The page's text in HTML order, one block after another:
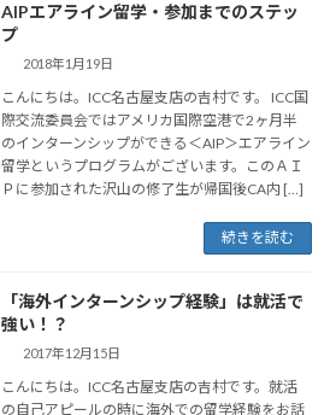
AIPエアライン留学・参加までのステッ
プ
2018年1月19日
こんにちは。ICC名古屋支店の吉村です。 ICC国
際交流委員会ではアメリカ国際空港で2ヶ月半
のインターンシップができる＜AIP＞エアライン
留学というプログラムがございます。このＡＩ
Ｐに参加された沢山の修了生が帰国後CA内 […]
続きを読む
「海外インターンシップ経験」は就活で
強い！？
2017年12月15日
こんにちは。ICC名古屋支店の吉村です。就活
の自己アピールの時に海外での留学経験をお話